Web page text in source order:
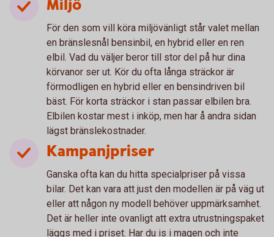
Miljö
För den som vill köra miljövänligt står valet mellan
en bränslesnål bensinbil, en hybrid eller en ren
elbil. Vad du väljer beror till stor del på hur dina
körvanor ser ut. Kör du ofta långa sträckor är
förmodligen en hybrid eller en bensindriven bil
bäst. För korta sträckor i stan passar elbilen bra.
Elbilen kostar mest i inköp, men har å andra sidan
lägst bränslekostnader.
Kampanjpriser
Ganska ofta kan du hitta specialpriser på vissa
bilar. Det kan vara att just den modellen är på väg ut
eller att någon ny modell behöver uppmärksamhet.
Det är heller inte ovanligt att extra utrustningspaket
läggs med i priset. Har du is i magen och inte